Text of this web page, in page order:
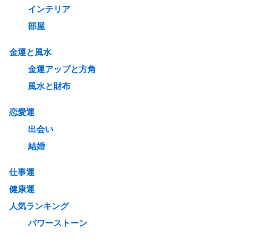
インテリア
部屋
金運と風水
金運アップと方角
風水と財布
恋愛運
出会い
結婚
仕事運
健康運
人気ランキング
パワーストーン